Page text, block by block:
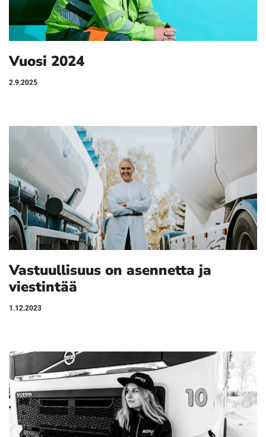
Vuosi 2024
2.9.2025
Vastuullisuus on asennetta ja
viestintää
1.12.2023